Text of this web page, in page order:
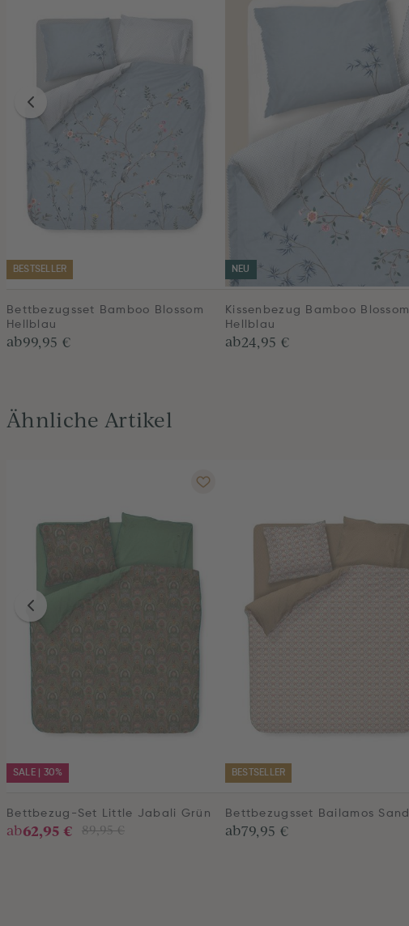
BESTSELLER
Bettbezugsset Bamboo Blossom
Hellblau
ab99,95 €
NEU
Kissenbezug Bamboo Blossom
Hellblau
ab24,95 €
Ähnliche Artikel
SALE | 30%
Bettbezug-Set Little Jabali Grün
ab 89,95 €
62,95 €
BESTSELLER
Bettbezugsset Bailamos Sand
ab79,95 €